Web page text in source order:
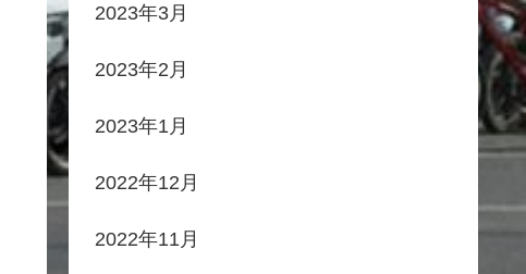
2023年3月
2023年2月
2023年1月
2022年12月
2022年11月